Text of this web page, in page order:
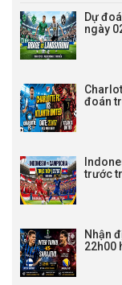
Dự
ngày
đoán
trước
Nhận
22h00